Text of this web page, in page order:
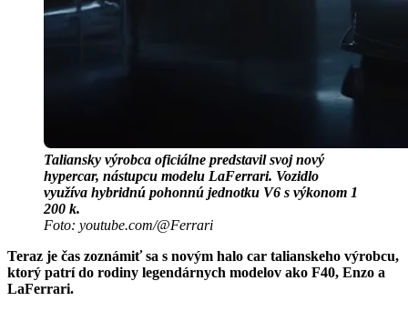
Taliansky výrobca oficiálne predstavil svoj nový
hypercar, nástupcu modelu LaFerrari. Vozidlo
využíva hybridnú pohonnú jednotku V6 s výkonom 1
200 k.
Foto: youtube.com/@Ferrari
Teraz je čas zoznámiť sa s novým halo car talianskeho výrobcu,
ktorý patrí do rodiny legendárnych modelov ako F40, Enzo a
LaFerrari.